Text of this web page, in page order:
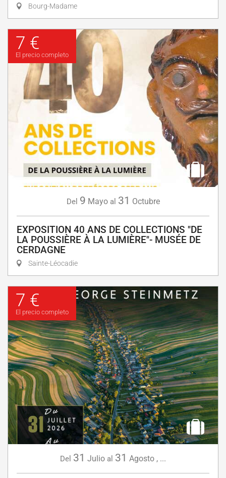
Bourg-Madame
7 €
El precio completo
Del 9 Mayo al 31 Octubre
EXPOSITION 40 ANS DE COLLECTIONS "DE
LA POUSSIÈRE À LA LUMIÈRE"- MUSÉE DE
CERDAGNE
Sainte-Léocadie
7 €
El precio completo
Del 31 Julio al 31 Agosto , ...